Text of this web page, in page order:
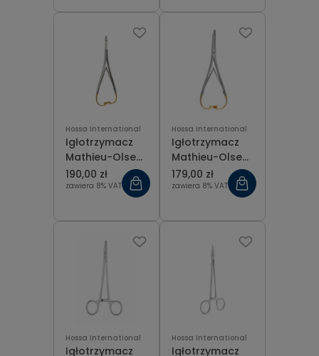
cm
Hossa International
Igłotrzymacz
Mathieu-Olsen
prosty z
wkładką z
spiekanego 17
190,00 zł
zawiera 8% VAT
Hossa International
Igłotrzymacz
Mathieu-Olsen
zagięty T.C.
Gold 14 cm
179,00 zł
zawiera 8% VAT
Hossa International
Igłotrzymacz
Hossa International
Igłotrzymacz